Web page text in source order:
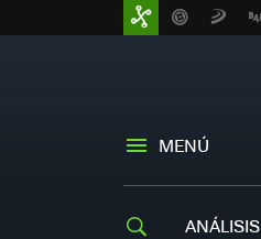
MENÚ
ANÁLISIS